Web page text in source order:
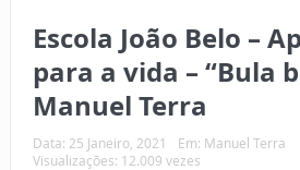
Escola João Belo –
para a vida – “Bula
Manuel Terra
Data: 25 Janeiro, 2021 Em: Manuel Terra
Visualizações: 12.009 vezes